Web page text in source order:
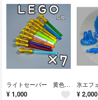
ライトセーバー 黄色 7本 LEGO互換 レゴ武器 インテリア スターウォーズ
¥ 1,000 ¥ 2,000